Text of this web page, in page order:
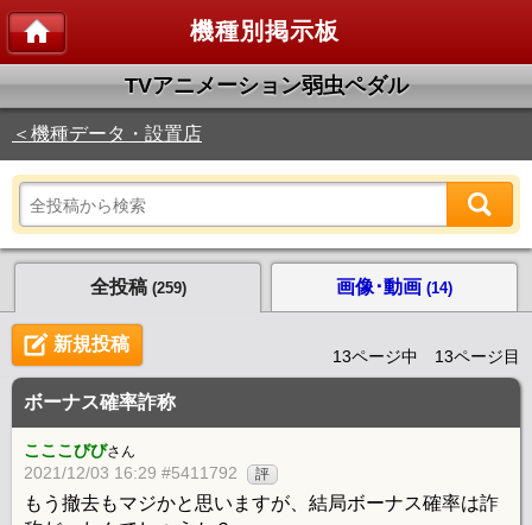
機種別掲示板
TVアニメーション弱虫ペダル
＜機種データ・設置店
全投稿 (259) 画像･動画 (14)
新規投稿
13ページ中 13ページ目
ボーナス確率詐称
こここびびさん
2021/12/03 16:29 #5411792 評
もう撤去もマジかと思いますが、結局ボーナス確率は詐